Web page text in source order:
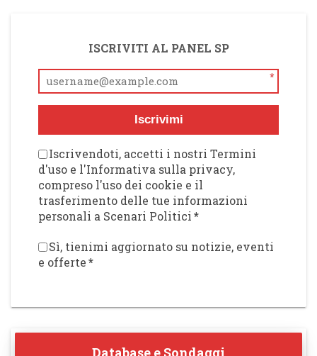
ISCRIVITI AL PANEL SP
*
Iscrivimi
Iscrivendoti, accetti i nostri Termini
d'uso e l'Informativa sulla privacy,
compreso l'uso dei cookie e il
trasferimento delle tue informazioni
personali a Scenari Politici*
Sì, tienimi aggiornato su notizie, eventi
e offerte*